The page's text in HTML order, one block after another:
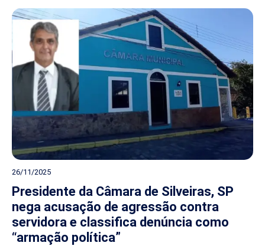
26/11/2025
Presidente da Câmara de Silveiras, SP
nega acusação de agressão contra
servidora e classifica denúncia como
“armação política”